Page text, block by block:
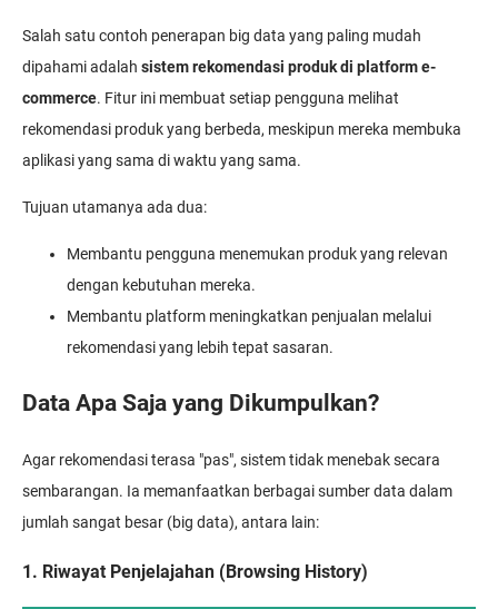
Salah satu contoh penerapan big data yang paling mudah
dipahami adalah sistem rekomendasi produk di platform e-
commerce. Fitur ini membuat setiap pengguna melihat
rekomendasi produk yang berbeda, meskipun mereka membuka
aplikasi yang sama di waktu yang sama.
Tujuan utamanya ada dua:
Membantu pengguna menemukan produk yang relevan
dengan kebutuhan mereka.
Membantu platform meningkatkan penjualan melalui
rekomendasi yang lebih tepat sasaran.
Data Apa Saja yang Dikumpulkan?
Agar rekomendasi terasa "pas", sistem tidak menebak secara
sembarangan. Ia memanfaatkan berbagai sumber data dalam
jumlah sangat besar (big data), antara lain:
1. Riwayat Penjelajahan (Browsing History)